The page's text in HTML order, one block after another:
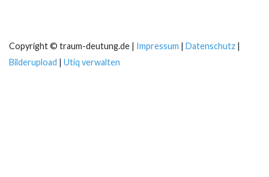
Copyright © traum-deutung.de | Impressum | Datenschutz |
Bilderupload | Utiq verwalten